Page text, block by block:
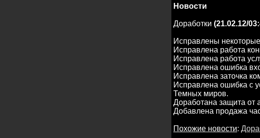
Новости
Доработки (21.02.12/
Исправлены
Исправлена работа
Исправлена работа
Исправлена ошибка
Исправлена заточка
Исправлена ошибка с
Темных миров.
Доработана защита от
Добавлена продажа
Похожие новости: